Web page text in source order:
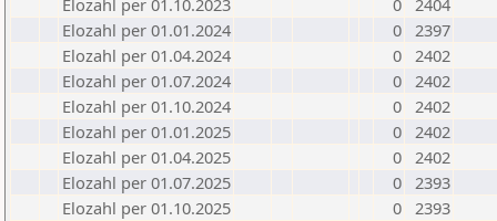
Elozahl per 01.10.2023
0 2404
Elozahl per 01.01.2024
0 2397
Elozahl per 01.04.2024
0 2402
Elozahl per 01.07.2024
0 2402
Elozahl per 01.10.2024
0 2402
Elozahl per 01.01.2025
0 2402
Elozahl per 01.04.2025
0 2402
Elozahl per 01.07.2025
0 2393
Elozahl per 01.10.2025
0 2393